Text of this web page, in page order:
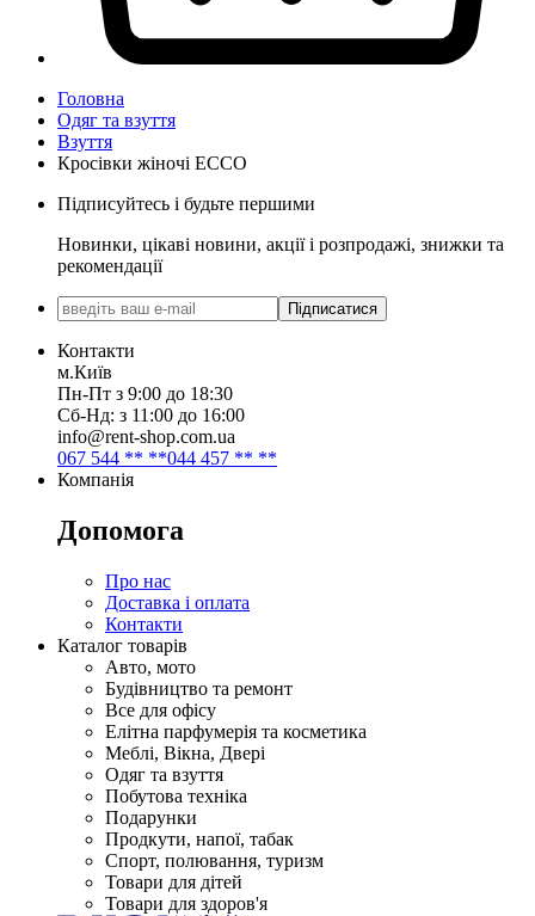
Головна
Одяг та взуття
Взуття
Кросівки жіночі ECCO
Підписуйтесь і будьте першими
Новинки, цікаві новини, акції і розпродажі, знижки та
рекомендації
Підписатися
Контакти
м.Київ
Пн-Пт з 9:00 до 18:30
Сб-Нд: з 11:00 до 16:00
info@rent-shop.com.ua
067 544 ** **044 457 ** **
Компанія
Допомога
Про нас
Доставка і оплата
Контакти
Каталог товарів
Авто, мото
Будівництво та ремонт
Все для офісу
Елітна парфумерія та косметика
Меблі, Вікна, Двері
Одяг та взуття
Побутова техніка
Подарунки
Продкути, напої, табак
Спорт, полювання, туризм
Товари для дітей
Товари для здоров'я